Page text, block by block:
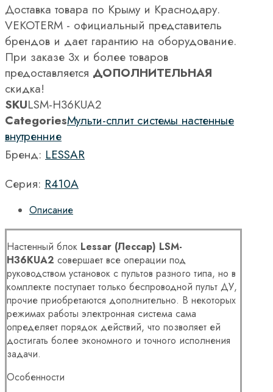
Доставка товара по Крыму и Краснодару.
VEKOTERM - официальный представитель
брендов и дает гарантию на оборудование.
При заказе 3х и более товаров
предоставляется ДОПОЛНИТЕЛЬНАЯ
скидка!
SKULSM-H36KUA2
CategoriesМульти-сплит системы настенные
внутренние
Бренд: LESSAR
Серия: R410A
Описание
Настенный блок Lessar (Лессар) LSM-
H36KUA2 совершает все операции под
руководством установок с пультов разного типа, но в
комплекте поступает только беспроводной пульт ДУ,
прочие приобретаются дополнительно. В некоторых
режимах работы электронная система сама
определяет порядок действий, что позволяет ей
достигать более экономного и точного исполнения
задачи.
Особенности